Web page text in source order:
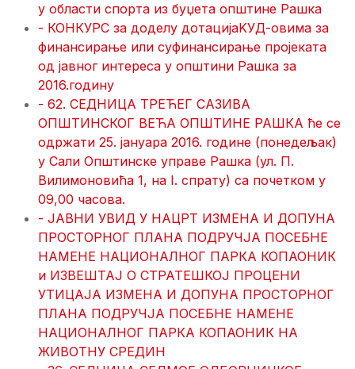
у области спорта из буџета општине Рашка
- КОНКУРС за доделу дотацијаKУД-овима за
финансирање или суфинансирање пројеката
од јавног интереса у општини Рашка за
2016.годину
- 62. СЕДНИЦА ТРЕЋЕГ САЗИВА
ОПШТИНСКОГ ВЕЋА ОПШТИНЕ РАШКА ће се
одржати 25. јануара 2016. године (понедељак)
у Сали Општинске управе Рашка (ул. П.
Вилимоновића 1, на I. спрату) са почетком у
09,00 часова.
- ЈАВНИ УВИД У НАЦРТ ИЗМЕНА И ДОПУНА
ПРОСТОРНОГ ПЛАНА ПОДРУЧЈА ПОСЕБНЕ
НАМЕНЕ НАЦИОНАЛНОГ ПАРКА КОПАОНИК
и ИЗВЕШТАЈ О СТРАТЕШКОЈ ПРОЦЕНИ
УТИЦАЈА ИЗМЕНА И ДОПУНА ПРОСТОРНОГ
ПЛАНА ПОДРУЧЈА ПОСЕБНЕ НАМЕНЕ
НАЦИОНАЛНОГ ПАРКА КОПАОНИК HA
ЖИВОТНУ СРЕДИН